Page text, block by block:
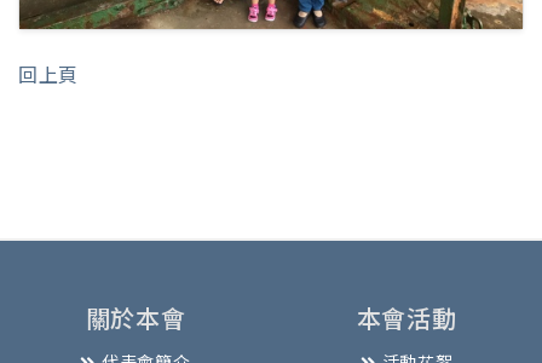
回上頁
關於本會 本會活動